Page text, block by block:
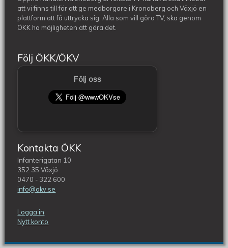
att vi finns till för att ge medborgare i Kronoberg och Växjö en
plattform att få uttrycka sig. Alla som vill göra TV, ska genom
ÖKK ha möjligheten att göra det.
Följ ÖKK/ÖKV
Följ oss
Kontakta ÖKK
Infanterigatan 10
352 35 Växjö
0470 - 322 600
info@okv.se
Logga in
Nytt konto